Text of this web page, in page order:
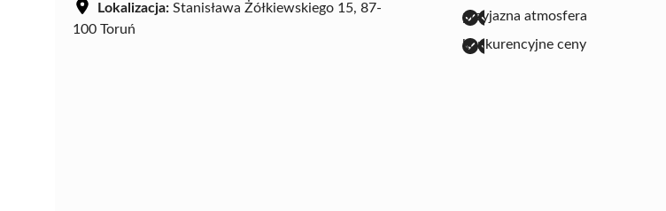
Lokalizacja: Stanisława Żółkiewskiego 15, 87-
100 Toruń
przyjazna atmosfera
konkurencyjne ceny